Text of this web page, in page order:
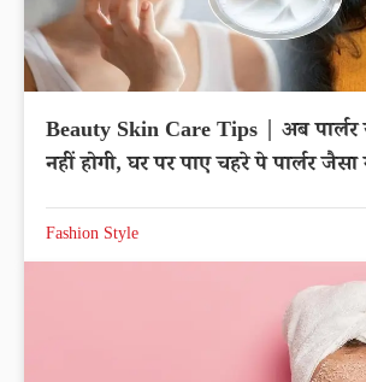
Beauty Skin Care Tips | अब
नहीं होगी, घर पर पाए चहरे पे पार्लर जैसा
Fashion Style